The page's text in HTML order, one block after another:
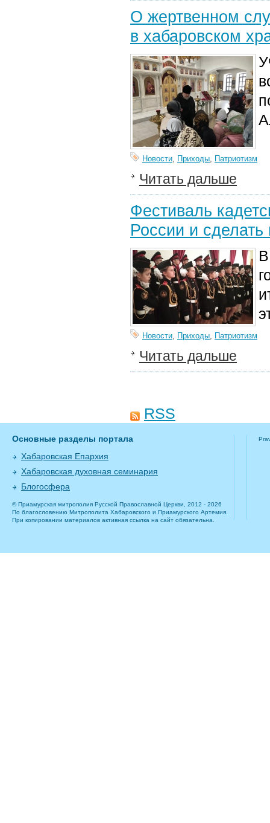
О жертвенном
в хабаровском
Новости, Приходы, Патриотизм
Читать дальше
Фестиваль
России и сделать
Новости, Приходы, Патриотизм
Читать дальше
RSS
Основные разделы портала
Хабаровская Епархия
Хабаровская духовная семинария
Блогосфера
© Приамурская митрополия Русской Православной Церкви, 2012 - 2026
По благословению Митрополита Хабаровского и Приамурского Артемия.
При копировании материалов активная ссылка на сайт обязательна.